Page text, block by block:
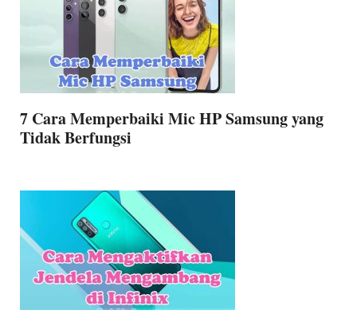
7 Cara Memperbaiki Mic HP Samsung yang
Tidak Berfungsi